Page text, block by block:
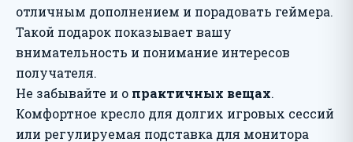
отличным дополнением и порадовать геймера.
Такой подарок показывает вашу
внимательность и понимание интересов
получателя.
Не забывайте и о практичных вещах.
Комфортное кресло для долгих игровых сессий
или регулируемая подставка для монитора